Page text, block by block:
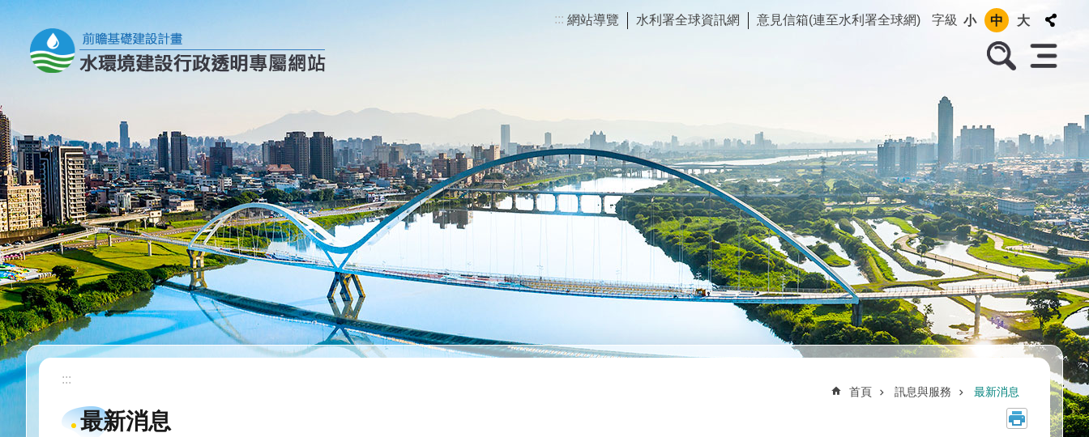
跳到主要內容區塊 ::: 網站導覽 水利署全球資訊網 意見信箱(連至水利署全球網) 字級 小 中 大
:::
首頁 訊息與服務 最新消息
最新消息